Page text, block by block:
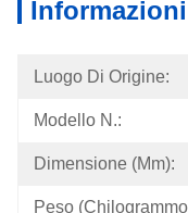
Luogo Di Origine:
Modello N.:
Dimensione (mm):
Peso